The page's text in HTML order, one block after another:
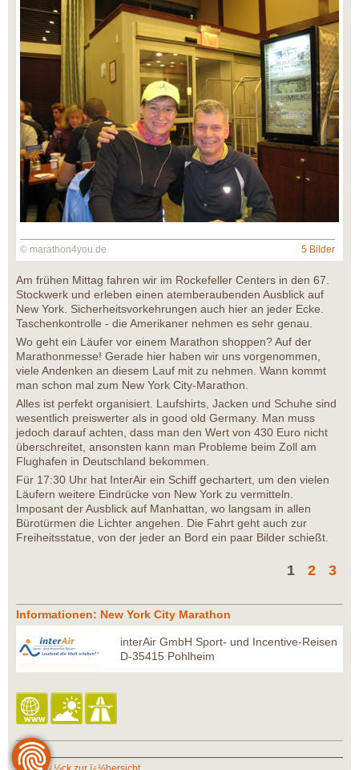
© marathon4you.de 5 Bilder
Am frühen Mittag fahren wir im Rockefeller Centers in den 67.
Stockwerk und erleben einen atemberaubenden Ausblick auf
New York. Sicherheitsvorkehrungen auch hier an jeder Ecke.
Taschenkontrolle - die Amerikaner nehmen es sehr genau.
Wo geht ein Läufer vor einem Marathon shoppen? Auf der
Marathonmesse! Gerade hier haben wir uns vorgenommen,
viele Andenken an diesem Lauf mit zu nehmen. Wann kommt
man schon mal zum New York City-Marathon.
Alles ist perfekt organisiert. Laufshirts, Jacken und Schuhe sind
wesentlich preiswerter als in good old Germany. Man muss
jedoch darauf achten, dass man den Wert von 430 Euro nicht
überschreitet, ansonsten kann man Probleme beim Zoll am
Flughafen in Deutschland bekommen.
Für 17:30 Uhr hat InterAir ein Schiff gechartert, um den vielen
Läufern weitere Eindrücke von New York zu vermitteln.
Imposant der Ausblick auf Manhattan, wo langsam in allen
Bürotürmen die Lichter angehen. Die Fahrt geht auch zur
Freiheitsstatue, von der jeder an Bord ein paar Bilder schießt.
1 2 3
Informationen: New York City Marathon
interAir GmbH Sport- und Incentive-Reisen
D-35415 Pohlheim